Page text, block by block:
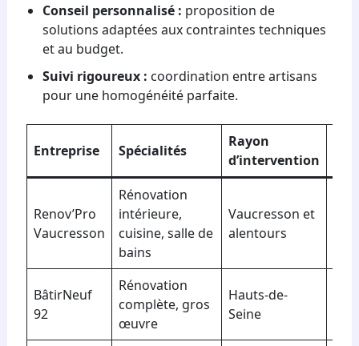
Conseil personnalisé : proposition de
solutions adaptées aux contraintes techniques
et au budget.
Suivi rigoureux : coordination entre artisans
pour une homogénéité parfaite.
Entreprise Spécialités
Rayon
d’intervention
Renov’Pro
Vaucresson
Rénovation
intérieure,
cuisine, salle de
bains
Vaucresson et
alentours
BâtirNeuf
92
Rénovation
complète, gros
œuvre
Hauts-de-
Seine